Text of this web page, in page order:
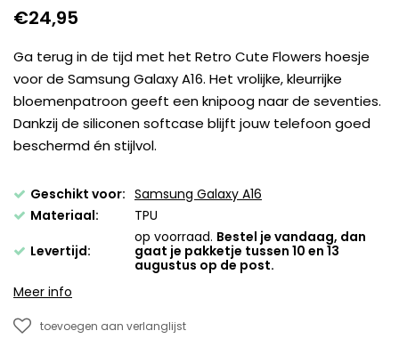
€24,95
Ga terug in de tijd met het Retro Cute Flowers hoesje
voor de Samsung Galaxy A16. Het vrolijke, kleurrijke
bloemenpatroon geeft een knipoog naar de seventies.
Dankzij de siliconen softcase blijft jouw telefoon goed
beschermd én stijlvol.
Geschikt voor: Samsung Galaxy A16
Materiaal:
TPU
Levertijd:
op voorraad. Bestel je vandaag, dan
gaat je pakketje tussen 10 en 13
augustus op de post.
Meer info
toevoegen aan verlanglijst